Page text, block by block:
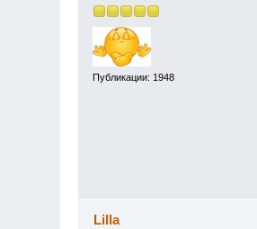
Публикации: 1948
Lilla